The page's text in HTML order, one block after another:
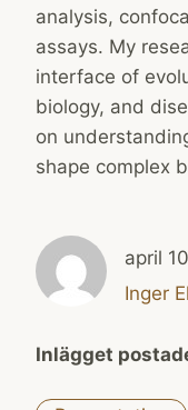
analysis,
assays. My
interface of
biology, and
on
shape complex
april
Inger
Inlägget